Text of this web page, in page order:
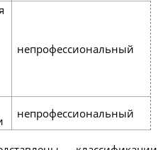
непрофессиональный
непрофессиональный